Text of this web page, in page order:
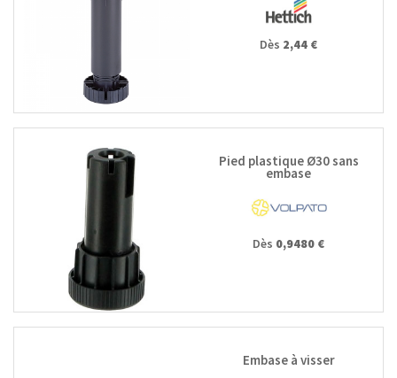
Dès 2,44 €
Pied plastique Ø30 sans
embase
Dès 0,9480 €
Embase à visser